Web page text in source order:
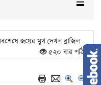
জয়ের মুখ দেখল ব্রাজিল
৫২০ বার পঠিত